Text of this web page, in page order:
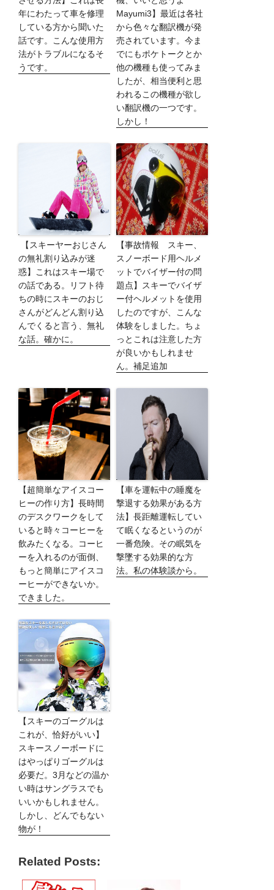
年にわたって車を修理
している方から聞いた
話です。こんな使用方
法がトラブルになるそ
うです。
Mayumi3】最近は各社
から色々な翻訳機が発
売されています。今ま
でにもポケトークとか
他の機種も使ってみま
したが、相当便利と思
われるこの機種が欲し
い翻訳機の一つです。
しかし！
【スキーヤーおじさん
の無礼割り込みが迷
惑】これはスキー場で
の話である。リフト待
ちの時にスキーのおじ
さんがどんどん割り込
んでくると言う、無礼
な話。確かに。
【事故情報 スキー、
スノーボード用ヘルメ
ットでバイザー付の問
題点】スキーでバイザ
ー付ヘルメットを使用
したのですが、こんな
体験をしました。ちょ
っとこれは注意した方
が良いかもしれませ
ん。補足追加
【超簡単なアイスコー
ヒーの作り方】長時間
のデスクワークをして
いると時々コーヒーを
飲みたくなる。コーヒ
ーを入れるのが面倒、
もっと簡単にアイスコ
ーヒーができないか。
できました。
【車を運転中の睡魔を
撃退する効果がある方
法】長距離運転してい
て眠くなるというのが
一番危険。その眠気を
撃墜する効果的な方
法。私の体験談から。
【スキーのゴーグルは
これが、恰好がいい】
スキースノーボードに
はやっぱりゴーグルは
必要だ。3月などの温か
い時はサングラスでも
いいかもしれません。
しかし、どんでもない
物が！
Related Posts: